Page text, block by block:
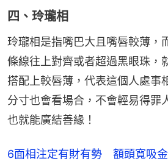
四、玲瓏相
玲瓏相是指嘴巴大且嘴唇較薄，
條線往上對齊或者超過黑眼珠，
搭配上較唇薄，代表這個人處事
分寸也會看場合，不會輕易得罪
也就能廣結善緣！
6面相注定有財有勢 額頭寬吸